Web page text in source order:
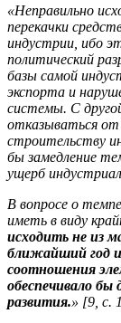
«Неправильно
перекачки
индустрии, ибо
политический
базы самой
экспорта и
системы. С
отказываться от
строительству
бы замедление
ущерб
В вопросе о
иметь в виду
исходить не из
ближайший год
соотношения
обеспечивало
развития.» [9, с.